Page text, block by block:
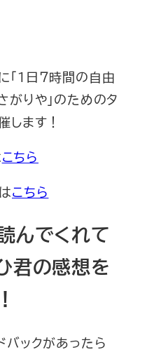
「１日７時間の自由
がりや」のためのタ
します！
こちら
こちら
んでくれて
君の感想を
バックがあったら